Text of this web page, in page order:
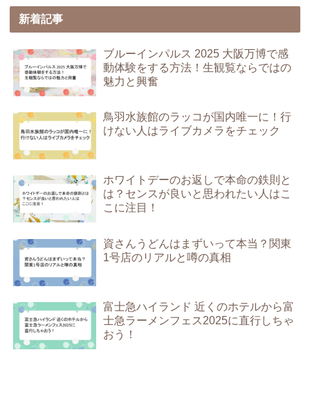
新着記事
ブルーインパルス 2025 大阪万博で感
動体験をする方法！生観覧ならではの
魅力と興奮
鳥羽水族館のラッコが国内唯一に！行
けない人はライブカメラをチェック
ホワイトデーのお返しで本命の鉄則と
は？センスが良いと思われたい人はこ
こに注目！
資さんうどんはまずいって本当？関東
1号店のリアルと噂の真相
富士急ハイランド 近くのホテルから富
士急ラーメンフェス2025に直行しちゃ
おう！